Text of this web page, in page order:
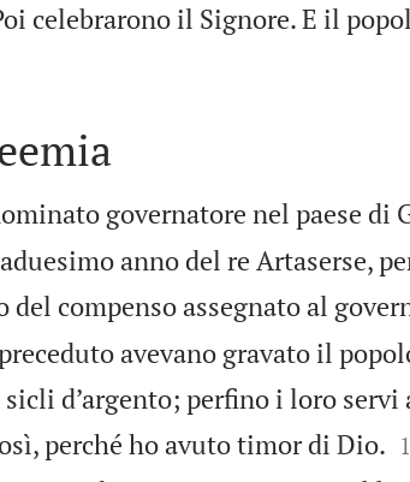
celebrarono il Signore. E il
governatore nel paese di
anno del re Artaserse,
compenso assegnato al
avevano gravato il
d’argento; perfino i loro servi
perché ho avuto timor di Dio.